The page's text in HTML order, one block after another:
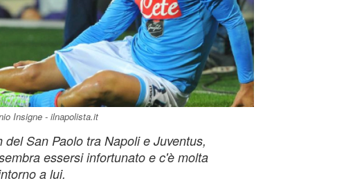
Insigne - ilnapolista.it
del San Paolo tra Napoli e Juventus,
essersi infortunato e c'è molta
a lui.